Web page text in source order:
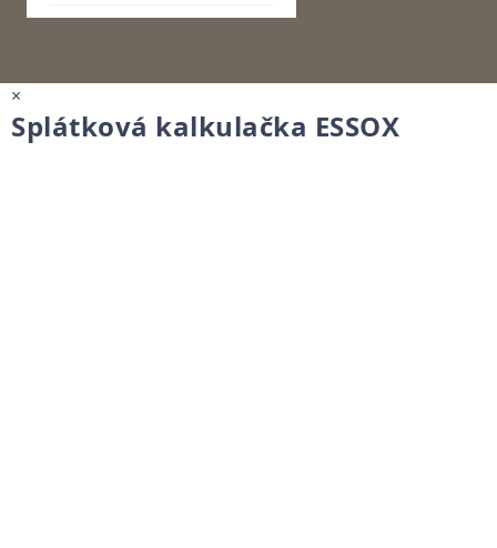
×
Splátková kalkulačka ESSOX